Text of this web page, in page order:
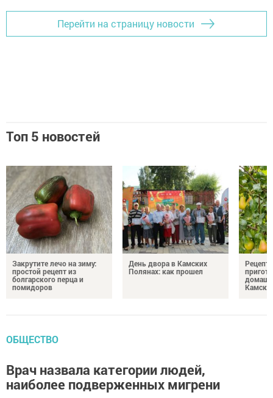
Перейти на страницу новости
Топ 5 новостей
Закрутите лечо на зиму:
простой рецепт из
болгарского перца и
помидоров
День двора в Камских
Полянах: как прошел
ОБЩЕСТВО
Врач назвала категории людей,
наиболее подверженных мигрени